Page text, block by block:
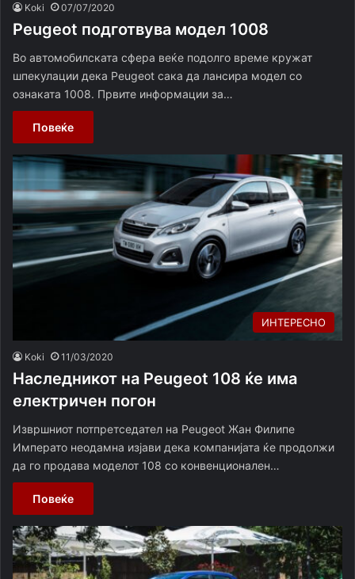
Koki 07/07/2020
Peugeot подготвува модел 1008
Во автомобилската сфера веќе подолго време кружат
шпекулации дека Peugeot сака да лансира модел со
ознаката 1008. Првите информации за…
Повеќе
ИНТЕРЕСНО
Koki 11/03/2020
Наследникот на Peugeot 108 ќе има
електричен погон
Извршниот потпретседател на Peugeot Жан Филипе
Императо неодамна изјави дека компанијата ќе продолжи
да го продава моделот 108 со конвенционален…
Повеќе